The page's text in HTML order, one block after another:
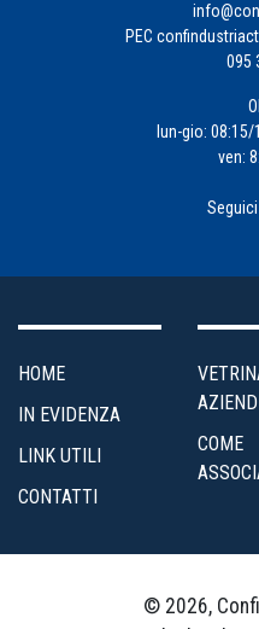
PEC
095
lun-gio: 08:15/
ven:
HOME
IN EVIDENZA
LINK UTILI
CONTATTI
COME
© 2026,